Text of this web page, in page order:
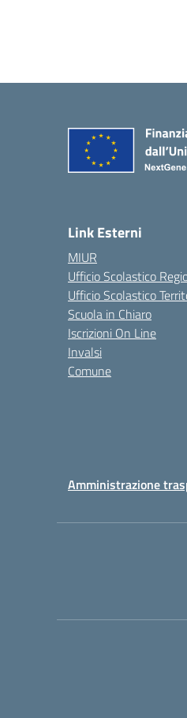
Link Esterni
MIUR
Ufficio Scolastico
Ufficio Scolastico
Scuola in Chiaro
Iscrizioni On Line
Invalsi
Comune
Amministrazione